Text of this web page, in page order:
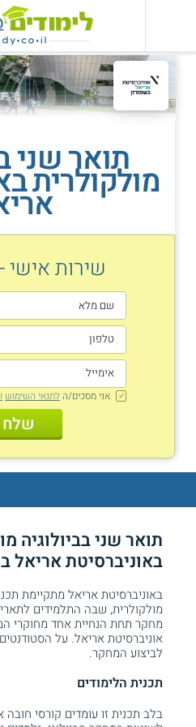
תואר שני
מולקולרית
שירות
אני מסכים/ה לתנאי השימוש
שלח
תואר שני בביולוגיה
באוניברסיטת אריאל
באוניברסיטת אריאל מתקיימת
מולקולרית, שבה התלמידים
מחקר תחת הנחיית אחד מחוקרי
אוניברסיטת אריאל. על
לביצוע המחקר.
תכנית הלימודים
בלב תכנית זו עומדים קורסי